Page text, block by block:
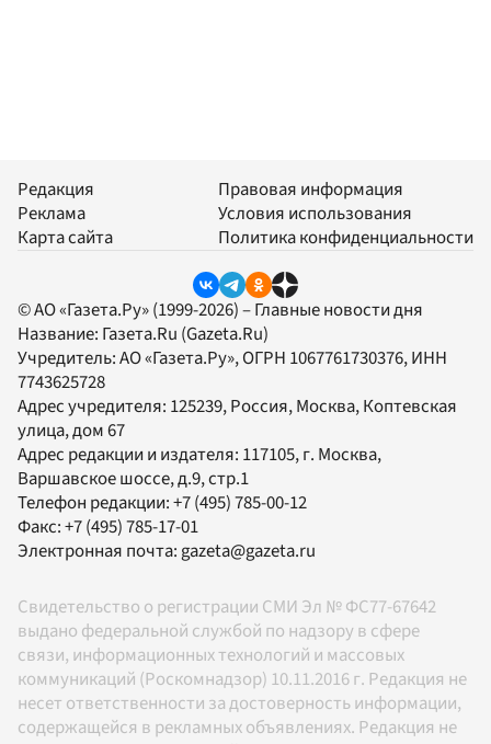
Редакция
Реклама
Карта сайта
Правовая информация
Условия использования
Политика конфиденциальности
© АО «Газета.Ру» (1999-2026) – Главные новости дня
Название: Газета.Ru (Gazeta.Ru)
Учредитель:АО «Газета.Ру», ОГРН 1067761730376, ИНН
7743625728
Адрес учредителя: 125239, Россия, Москва, Коптевская
улица, дом 67
Адрес редакции и издателя: 117105, г. Москва,
Варшавское шоссе, д.9, стр.1
Телефон редакции:+7 (495) 785-00-12
Факс:+7 (495) 785-17-01
Электронная почта:gazeta@gazeta.ru
Свидетельство о регистрации СМИ Эл № ФС77-67642
выдано федеральной службой по надзору в сфере
связи, информационных технологий и массовых
коммуникаций (Роскомнадзор) 10.11.2016 г. Редакция не
несет ответственности за достоверность информации,
содержащейся в рекламных объявлениях. Редакция не